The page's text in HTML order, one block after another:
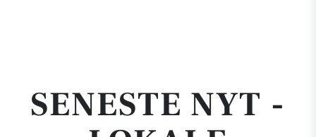
SENESTE NYT -